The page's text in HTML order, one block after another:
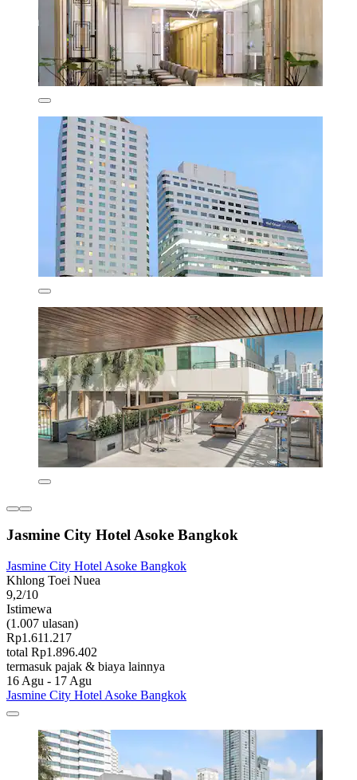
Jasmine City Hotel Asoke Bangkok
Jasmine City Hotel Asoke Bangkok
Khlong Toei Nuea
9,2/10
Istimewa
(1.007 ulasan)
Rp1.611.217
total Rp1.896.402
termasuk pajak & biaya lainnya
16 Agu - 17 Agu
Jasmine City Hotel Asoke Bangkok